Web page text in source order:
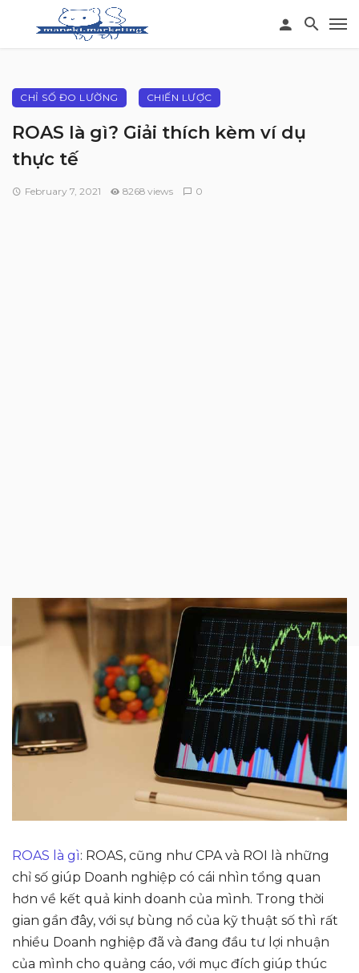
CHỈ SỐ ĐO LƯỜNG CHIẾN LƯỢC
ROAS là gì? Giải thích kèm ví dụ
thực tế
February 7, 2021 8268 views 0
ROAS là gì: ROAS, cũng như CPA và ROI là những
chỉ số giúp Doanh nghiệp có cái nhìn tổng quan
hơn về kết quả kinh doanh của mình. Trong thời
gian gần đây, với sự bùng nổ của kỹ thuật số thì rất
nhiều Doanh nghiệp đã và đang đầu tư lợi nhuận
của mình cho quảng cáo, với mục đích giúp thúc